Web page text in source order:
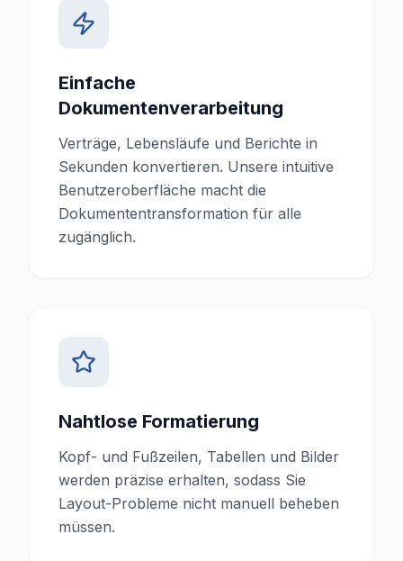
Einfache
Dokumentenverarbeitung
Verträge, Lebensläufe und Berichte in
Sekunden konvertieren. Unsere intuitive
Benutzeroberfläche macht die
Dokumententransformation für alle
zugänglich.
Nahtlose Formatierung
Kopf- und Fußzeilen, Tabellen und Bilder
werden präzise erhalten, sodass Sie
Layout-Probleme nicht manuell beheben
müssen.